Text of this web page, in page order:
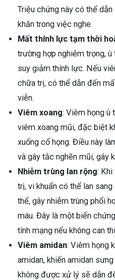
Triệu chứng này có thể
khăn trong việc nghe.
Mất thính lực tạm thời
trường hợp nghiêm trọng,
suy giảm thính lực. Nếu
chữa trị, có thể dẫn đến
viễn.
Viêm xoang: Viêm họng ù
viêm xoang mũi, đặc biệt
xuống cổ họng. Điều này
và gây tắc nghẽn mũi, gây
Nhiễm trùng lan rộng:
trị, vi khuẩn có thể lan
thể, gây nhiễm trùng phổi
máu. Đây là một biến
tính mạng nếu không can
Viêm amidan: Viêm họng
amidan, khiến amidan
không được xử lý sẽ dẫn